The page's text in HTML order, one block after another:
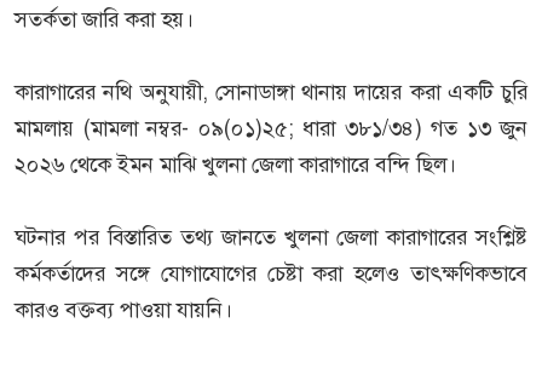
সতর্কতা জারি করা হয়।
কারাগারের নথি অনুযায়ী, সোনাডাঙ্গা থানায় দায়ের করা একটি চুরি
মামলায় (মামলা নম্বর- ০৯(০১)২৫; ধারা ৩৮১/৩৪) গত ১৩ জুন
২০২৬ থেকে ইমন মাঝি খুলনা জেলা কারাগারে বন্দি ছিল।
ঘটনার পর বিস্তারিত তথ্য জানতে খুলনা জেলা কারাগারের সংশ্লিষ্ট
কর্মকর্তাদের সঙ্গে যোগাযোগের চেষ্টা করা হলেও তাৎক্ষণিকভাবে
কারও বক্তব্য পাওয়া যায়নি।